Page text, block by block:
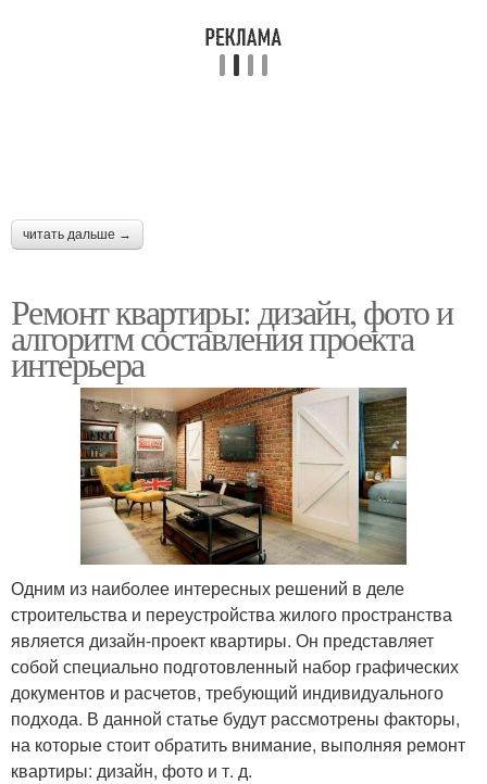
читать дальше →
Ремонт квартиры: дизайн, фото и
алгоритм составления проекта
интерьера
Одним из наиболее интересных решений в деле
строительства и переустройства жилого пространства
является дизайн-проект квартиры. Он представляет
собой специально подготовленный набор графических
документов и расчетов, требующий индивидуального
подхода. В данной статье будут рассмотрены факторы,
на которые стоит обратить внимание, выполняя ремонт
квартиры: дизайн, фото и т. д.